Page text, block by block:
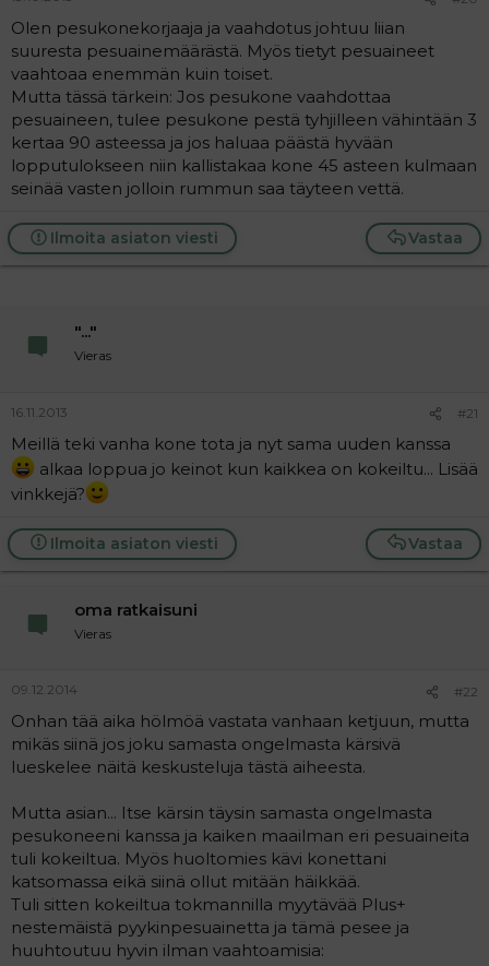
Olen pesukonekorjaaja ja vaahdotus johtuu liian
suuresta pesuainemäärästä. Myös tietyt pesuaineet
vaahtoaa enemmän kuin toiset.
Mutta tässä tärkein: Jos pesukone vaahdottaa
pesuaineen, tulee pesukone pestä tyhjilleen vähintään 3
kertaa 90 asteessa ja jos haluaa päästä hyvään
lopputulokseen niin kallistakaa kone 45 asteen kulmaan
seinää vasten jolloin rummun saa täyteen vettä.
Vastaa
Ilmoita asiaton viesti
"..."
Vieras
16.11.2013 #21
Meillä teki vanha kone tota ja nyt sama uuden kanssa
alkaa loppua jo keinot kun kaikkea on kokeiltu... Lisää
vinkkejä?
Vastaa
Ilmoita asiaton viesti
oma ratkaisuni
Vieras
09.12.2014 #22
Onhan tää aika hölmöä vastata vanhaan ketjuun, mutta
mikäs siinä jos joku samasta ongelmasta kärsivä
lueskelee näitä keskusteluja tästä aiheesta.
Mutta asian... Itse kärsin täysin samasta ongelmasta
pesukoneeni kanssa ja kaiken maailman eri pesuaineita
tuli kokeiltua. Myös huoltomies kävi konettani
katsomassa eikä siinä ollut mitään häikkää.
Tuli sitten kokeiltua tokmannilla myytävää Plus+
nestemäistä pyykinpesuainetta ja tämä pesee ja
huuhtoutuu hyvin ilman vaahtoamisia: